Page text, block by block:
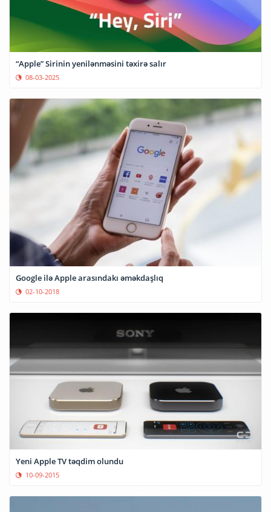
“Apple” Sirinin yenilənməsini təxirə salır
08-03-2025
Google ilə Apple arasındakı əməkdaşlıq
02-10-2018
Yeni Apple TV təqdim olundu
10-09-2015